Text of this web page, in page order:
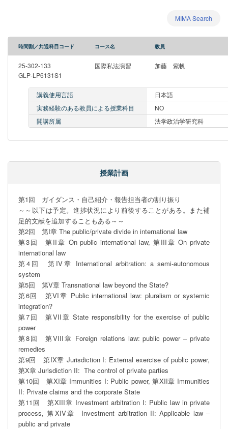
MIMA Search
時間割／共通科目コード コース名 教員
25-302-133
GLP-LP6131S1
国際私法演習 加藤 紫帆
講義使用言語
日本語
実務経験のある教員による授業科目
NO
開講所属
法学政治学研究科
授業計画
第1回　ガイダンス・自己紹介・報告担当者の割り振り
～～以下は予定。進捗状況により前後することがある。また補
足的文献を追加することもある～～
第2回　第I章 The public/private divide in international law
第3回　第II章 On public international law, 第III章 On private
international law
第4回　第IV章 International arbitration: a semi-autonomous
system
第5回　第V章 Transnational law beyond the State?
第6回　第VI章 Public international law: pluralism or systemic
integration?
第7回　第VII章 State responsibility for the exercise of public
power
第8回　第VIII章 Foreign relations law: public power – private
remedies
第9回　第IX章 Jurisdiction I: External exercise of public power,
第X章 Jurisdiction II:  The control of private parties
第10回　第XI章 Immunities I: Public power, 第XII章 Immunities
II: Private claims and the corporate State
第11回　第XIII章 Investment arbitration I: Public law in private
process, 第XIV章  Investment arbitration II: Applicable law –
public and private